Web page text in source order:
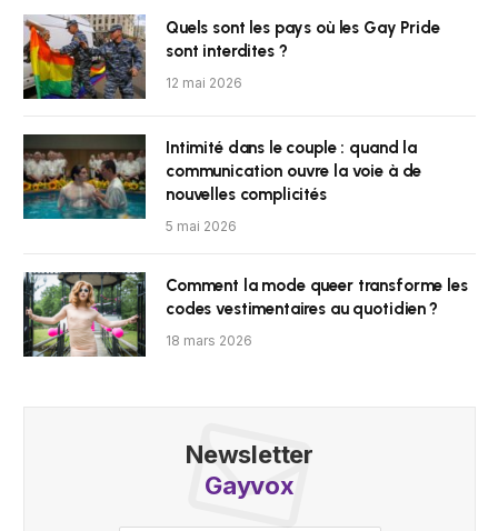
Quels sont les pays où les Gay Pride
sont interdites ?
12 mai 2026
Intimité dans le couple : quand la
communication ouvre la voie à de
nouvelles complicités
5 mai 2026
Comment la mode queer transforme les
codes vestimentaires au quotidien ?
18 mars 2026
Newsletter
Gayvox